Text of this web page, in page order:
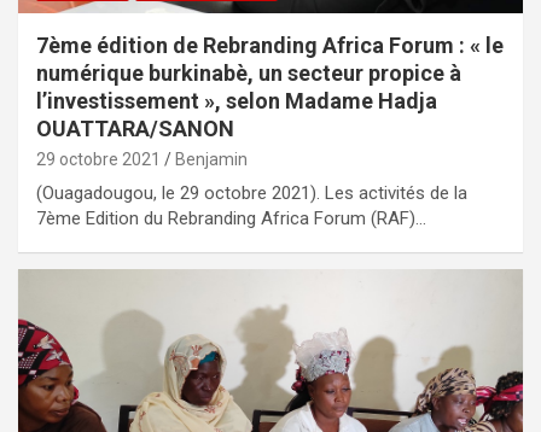
7ème édition de Rebranding Africa Forum : « le
numérique burkinabè, un secteur propice à
l’investissement », selon Madame Hadja
OUATTARA/SANON
29 octobre 2021 Benjamin
(Ouagadougou, le 29 octobre 2021). Les activités de la
7ème Edition du Rebranding Africa Forum (RAF)…